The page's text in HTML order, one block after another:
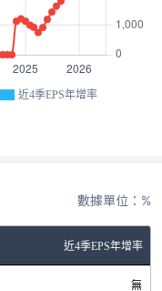
近4季EPS年增率
數據單位：%
近4季EPS年增率
無